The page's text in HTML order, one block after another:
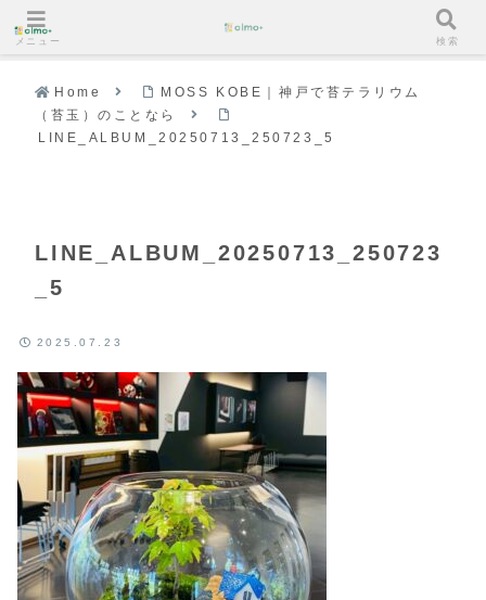
Home
MOSS KOBE｜神戸で苔テラリウム
（苔玉）のことなら
LINE_ALBUM_20250713_250723_5
LINE_ALBUM_20250713_250723
_5
2025.07.23
メニュー 検索